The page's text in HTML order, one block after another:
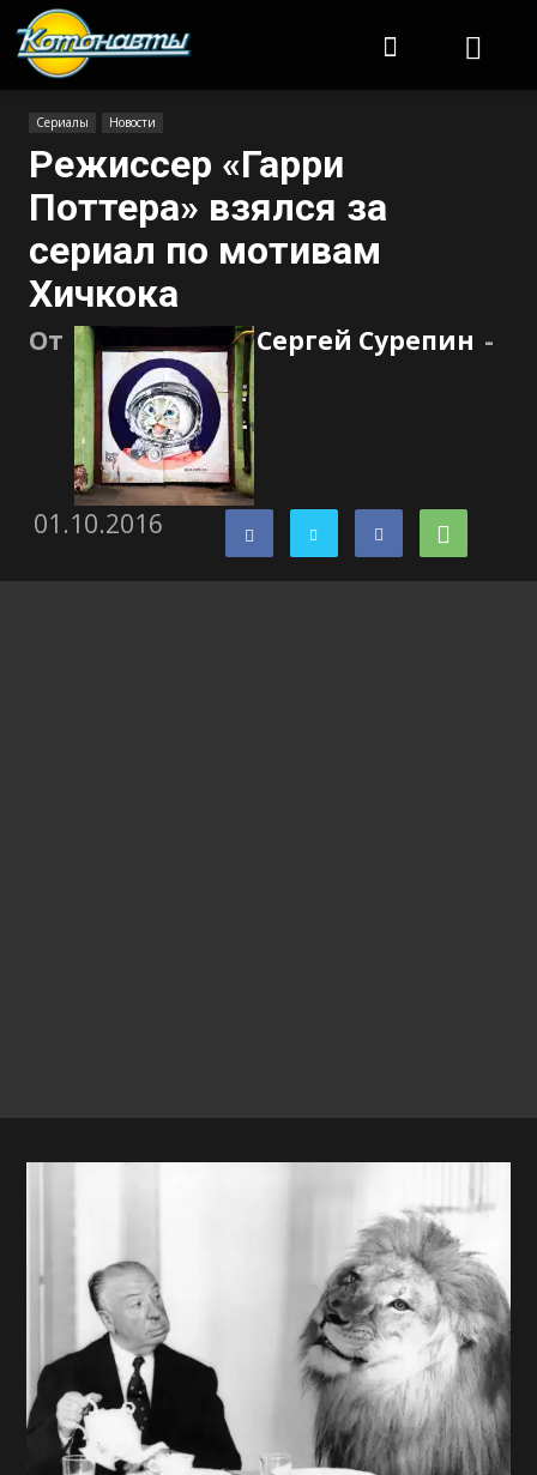
Сериалы Новости
Режиссер «Гарри
Поттера» взялся за
сериал по мотивам
Хичкока
От Сергей Сурепин -
01.10.2016